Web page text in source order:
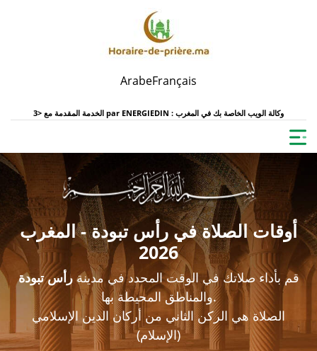
ArabeFrançais
الخدمة المقدمة مع <3 par ENERGIEDIN : وكالة الويب الخاصة بك في المغرب
أوقات الصلاة في رأس تبودة - المغرب
2026
قم بأداء صلاتك في الوقت المحدد في مدينةرأس تبودة
والمناطق المحيطة بها.
الصلاة هي الركن الثاني من أركان الدين الإسلامي
(الإسلام)